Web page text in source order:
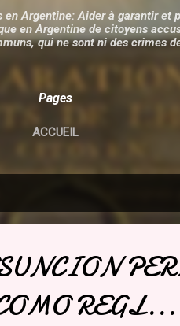
Argentine: Aider à garantir
en Argentine de citoyens
qui ne sont ni des crimes
Pages
ACCUEIL
REGL...